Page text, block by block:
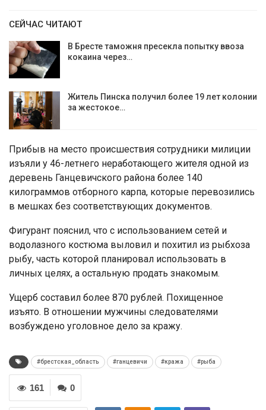
СЕЙЧАС ЧИТАЮТ
В Бресте таможня пресекла попытку ввоза
кокаина через…
Житель Пинска получил более 19 лет колонии
за жестокое…
Прибыв на место происшествия сотрудники милиции
изъяли у 46-летнего неработающего жителя одной из
деревень Ганцевичского района более 140
килограммов отборного карпа, которые перевозились
в мешках без соответствующих документов.
Фигурант пояснил, что с использованием сетей и
водолазного костюма выловил и похитил из рыбхоза
рыбу, часть которой планировал использовать в
личных целях, а остальную продать знакомым.
Ущерб составил более 870 рублей. Похищенное
изъято. В отношении мужчины следователями
возбуждено уголовное дело за кражу.
#брестская_область #ганцевичи #кража #рыба
0
161